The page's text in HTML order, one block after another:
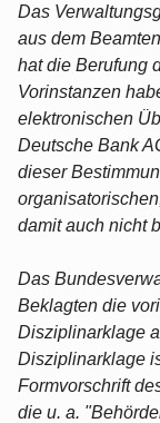
Das
aus dem
hat die Berufung
Vorinstanzen
elektronischen
Deutsche Bank
dieser
damit auch nicht
Das
Beklagten die
Disziplinarklage
Disziplinarklage
Formvorschrift
die u. a.